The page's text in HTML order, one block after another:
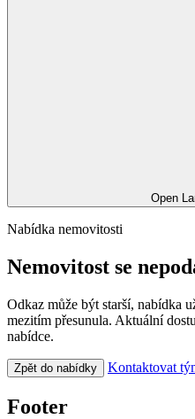
Open
Nabídka nemovitosti
Nemovitost se
Odkaz může být starší, nabídka
mezitím přesunula. Aktuální
nabídce.
Zpět do nabídky Kontaktovat
Footer